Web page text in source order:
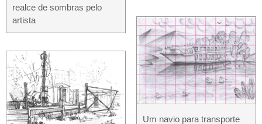
realce de sombras pelo
artista
Um navio para transporte